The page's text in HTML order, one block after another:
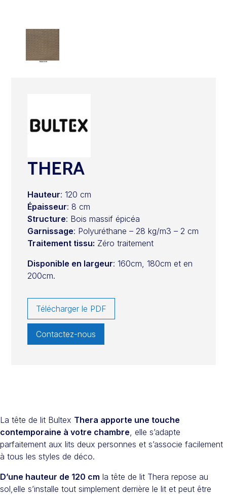
THERA
Hauteur: 120 cm
Épaisseur: 8 cm
Structure: Bois massif épicéa
Garnissage: Polyuréthane – 28 kg/m3 – 2 cm
Traitement tissu: Zéro traitement
Disponible en largeur: 160cm, 180cm et en
200cm.
Télécharger le PDF
Contactez-nous
La tête de lit Bultex Thera apporte une touche
contemporaine à votre chambre , elle s’adapte
parfaitement aux lits deux personnes et s’associe facilement
à tous les styles de déco.
D’une hauteur de 120 cm la tête de lit Thera repose au
sol,elle s’installe tout simplement derrière le lit et peut être